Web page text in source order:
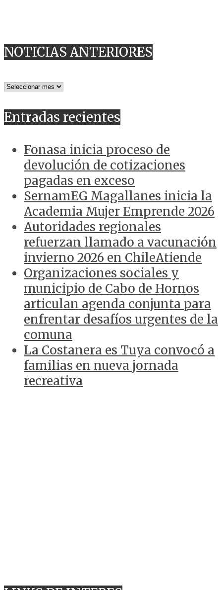
NOTICIAS ANTERIORES
NOTICIAS
Entradas recientes
Fonasa inicia proceso de
devolución de cotizaciones
pagadas en exceso
SernamEG Magallanes inicia la
Academia Mujer Emprende 2026
Autoridades regionales
refuerzan llamado a vacunación
invierno 2026 en ChileAtiende
Organizaciones sociales y
municipio de Cabo de Hornos
articulan agenda conjunta para
enfrentar desafíos urgentes de la
comuna
La Costanera es Tuya convocó a
familias en nueva jornada
recreativa